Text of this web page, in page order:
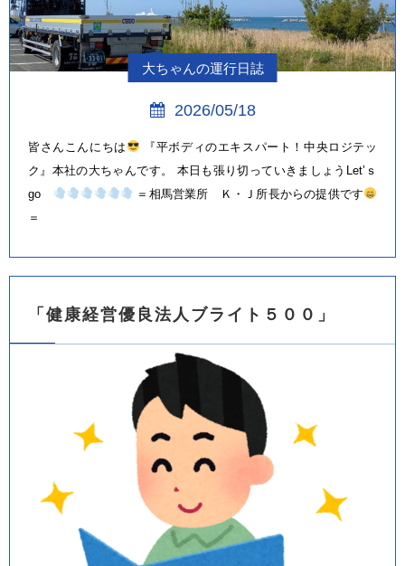
大ちゃんの運行日誌
2026/05/18
皆さんこんにちは
『平ボディのエキスパート！中央ロジテッ
ク』本社の大ちゃんです。 本日も張り切っていきましょうLet’ｓ
go
＝相馬営業所 Ｋ・Ｊ所長からの提供です
＝
「健康経営優良法人ブライト５００」